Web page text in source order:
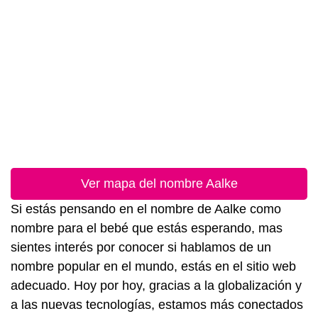
Ver mapa del nombre Aalke
Si estás pensando en el nombre de Aalke como
nombre para el bebé que estás esperando, mas
sientes interés por conocer si hablamos de un
nombre popular en el mundo, estás en el sitio web
adecuado. Hoy por hoy, gracias a la globalización y
a las nuevas tecnologías, estamos más conectados